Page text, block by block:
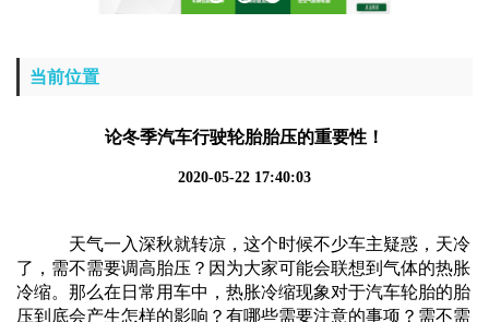
当前位置
论冬季汽车行驶轮胎胎压的重要性！
2020-05-22 17:40:03
天气一入深秋就转凉，这个时候不少车主疑惑，天冷
了，需不需要调高胎压？因为大家可能会联想到气体的热胀
冷缩。那么在日常用车中，热胀冷缩现象对于汽车轮胎的胎
压到底会产生怎样的影响？有哪些需要注意的事项？需不需